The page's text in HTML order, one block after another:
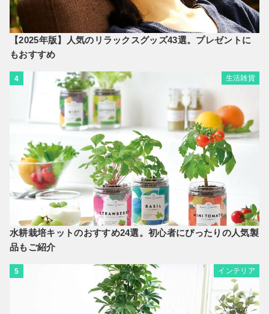
【2025年版】人気のリラックスグッズ43選。プレゼントに
もおすすめ
4 生活雑貨
水耕栽培キットのおすすめ24選。初心者にぴったりの人気製
品もご紹介
5 インテリア